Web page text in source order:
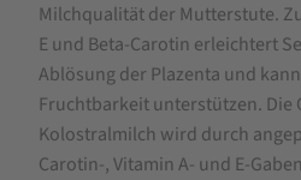
Milchqualität der Mutterstute.
E und Beta-Carotin erleichtert
Ablösung der Plazenta und
Fruchtbarkeit unterstützen. Die
Kolostralmilch wird durch
Carotin-, Vitamin A- und E-